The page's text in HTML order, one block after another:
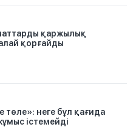
қаржылық
қорғайды
төле»: неге бұл қағида
істемейді